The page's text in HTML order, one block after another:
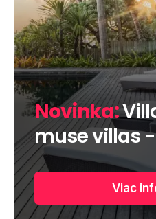
Novinka:
muse villas
Viac